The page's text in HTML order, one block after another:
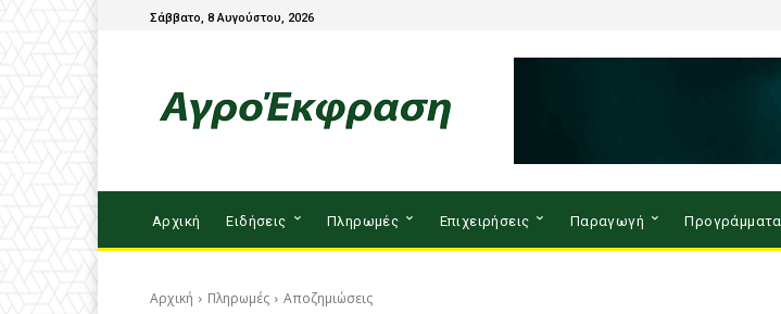
Σάββατο, 8 Αυγούστου, 2026
Αρχική Ειδήσεις Πληρωμές Επιχειρήσεις Παραγωγή Προγράμματα
Αρχική Πληρωμές Αποζημιώσεις